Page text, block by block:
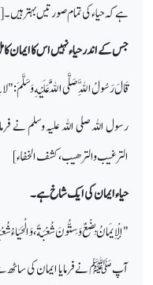
ہے کہ حیاء کی تمام صورتیں بہتر ہیں
جس کے اندر حیاء نہیں اس کا ایمان
قَالَ رَسُولُ اللَّهِ صَلَّى اللَّهُ عَلَيْهِ وَسَلَّمَ : "
رسول اللہ صلی اللہ علیہ وسلم نے
الترغيب والترهيب ، كشف الخفاء]
حیاء ایمان کی ایک شاخ ہے۔
"الْإِيمَانُ بِضْعٌ وَسِتُّونَ شُعْبَةً ، وَالْحَيَاءُ
آپ ﷺ نے فرمایا ایمان کی ساٹھ سے